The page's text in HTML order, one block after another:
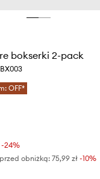
bokserki 2-pack
OFF*
-24%
obniżką: 75,99 zł -10%